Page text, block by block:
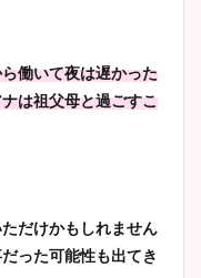
働いて夜は遅かった
は祖父母と過ごすこ
だけかもしれません
った可能性も出てき